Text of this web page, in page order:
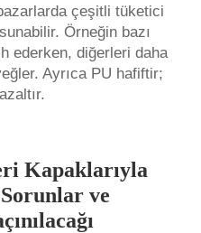
çeşitli tüketici
Örneğin bazı
ederken, diğerleri daha
Ayrıca PU hafiftir;
Kapaklarıyla
Sorunlar ve